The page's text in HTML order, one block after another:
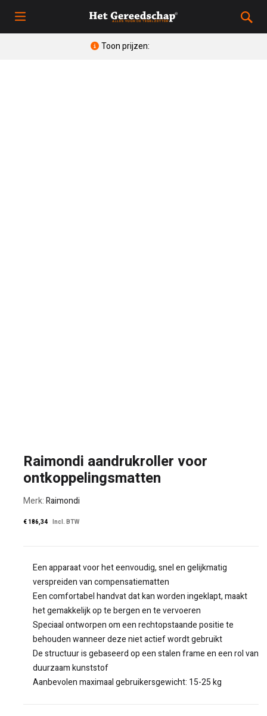
Toon prijzen:
Raimondi aandrukroller voor
ontkoppelingsmatten
Merk:Raimondi
€ 186,34 Incl. BTW
Een apparaat voor het eenvoudig, snel en gelijkmatig
verspreiden van compensatiematten
Een comfortabel handvat dat kan worden ingeklapt, maakt
het gemakkelijk op te bergen en te vervoeren
Speciaal ontworpen om een ​​rechtopstaande positie te
behouden wanneer deze niet actief wordt gebruikt
De structuur is gebaseerd op een stalen frame en een rol van
duurzaam kunststof
Aanbevolen maximaal gebruikersgewicht: 15-25 kg